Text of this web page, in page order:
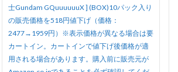
士Gundam GQuuuuuuX ] (BOX)10パック入り
の販売価格を518円値下げ（価格：
2477→1959円）※表示価格が異なる場合は要
カートイン。カートインで値下げ後価格が適
用される場合があります。購入前に販売元が